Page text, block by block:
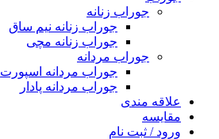
جوراب زنانه
جوراب زنانه نیم ساق
جوراب زنانه مچی
جوراب مردانه
جوراب مردانه اسپورت
جوراب مردانه پادار
علاقه مندی
مقایسه
ورود / ثبت نام